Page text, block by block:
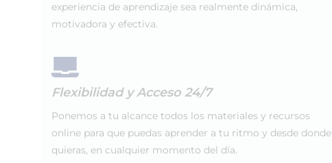
experiencia de aprendizaje sea realmente dinámica,
motivadora y efectiva.
Flexibilidad y Acceso 24/7
Ponemos a tu alcance todos los materiales y recursos
online para que puedas aprender a tu ritmo y desde donde
quieras, en cualquier momento del día.